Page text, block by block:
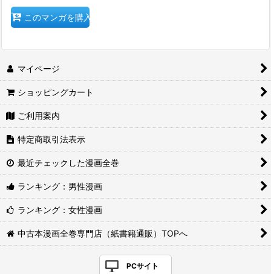
このマンガを購入
マイページ
ショッピングカート
ご利用案内
特定商取引法表示
最近チェックした漫画全巻
ランキング：男性漫画
ランキング：女性漫画
中古本漫画全巻専門店（紙書籍通販）TOPへ
PCサイト